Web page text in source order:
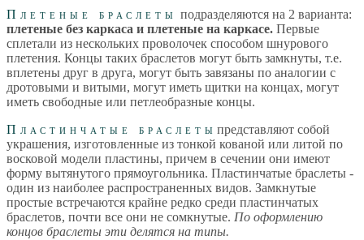
Плетеные браслеты подразделяются на 2 варианта:
плетеные без каркаса и плетеные на каркасе. Первые
сплетали из нескольких проволочек способом шнурового
плетения. Концы таких браслетов могут быть замкнуты, т.е.
вплетены друг в друга, могут быть завязаны по аналогии с
дротовыми и витыми, могут иметь щитки на концах, могут
иметь свободные или петлеобразные концы.
Пластинчатые браслеты представляют собой
украшения, изготовленные из тонкой кованой или литой по
восковой модели пластины, причем в сечении они имеют
форму вытянутого прямоугольника. Пластинчатые браслеты -
один из наиболее распространенных видов. Замкнутые
простые встречаются крайне редко среди пластинчатых
браслетов, почти все они не сомкнутые. По оформлению
концов браслеты эти делятся на типы.